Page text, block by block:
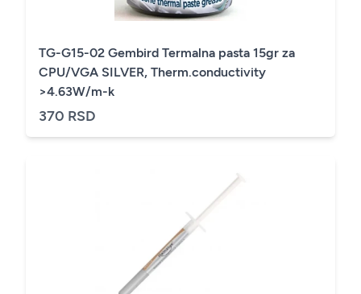
TG-G15-02 Gembird Termalna pasta 15gr za
CPU/VGA SILVER, Therm.conductivity
>4.63W/m-k
370 RSD